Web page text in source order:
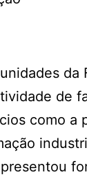
da
de
como a